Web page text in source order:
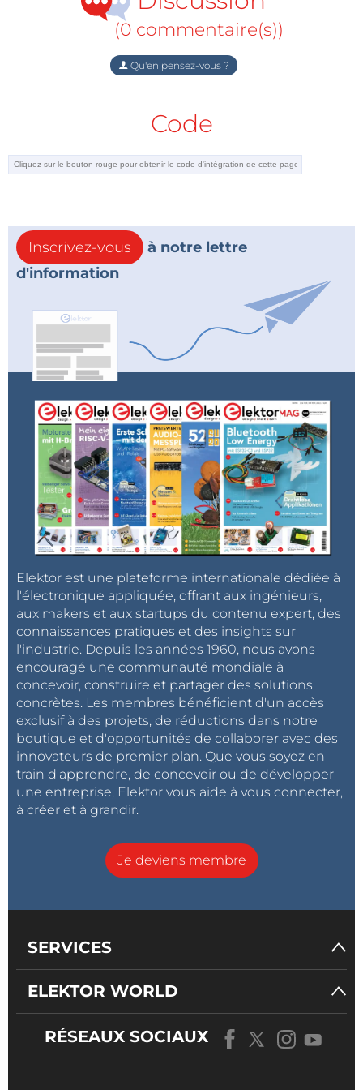
Attention :les seuls bénéficiaires de
cette offre valable jusqu’au
de la formule d’abonnement standard
abonnements d’essai.
« Je ne suis pas abonné, mais j'ai compris qu'il
était temps que ça change »
(0 commentaire(s))
Qu'en pensez-vous ?
Code
Inscrivez-vous
à notre lettre
d'information
Elektor est une plateforme internationale dédiée à
l'électronique appliquée, offrant aux ingénieurs,
aux makers et aux startups du contenu expert, des
connaissances pratiques et des insights sur
l'industrie. Depuis les années 1960, nous avons
encouragé une communauté mondiale à
concevoir, construire et partager des solutions
concrètes. Les membres bénéficient d'un accès
exclusif à des projets, de réductions dans notre
boutique et d'opportunités de collaborer avec des
innovateurs de premier plan. Que vous soyez en
train d'apprendre, de concevoir ou de développer
une entreprise, Elektor vous aide à vous connecter,
à créer et à grandir.
Je deviens membre
SERVICES
ELEKTOR WORLD
RÉSEAUX SOCIAUX